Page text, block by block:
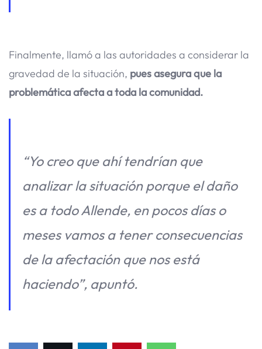
Finalmente, llamó a las autoridades a considerar la
gravedad de la situación, pues asegura que la
problemática afecta a toda la comunidad.
“Yo creo que ahí tendrían que
analizar la situación porque el daño
es a todo Allende, en pocos días o
meses vamos a tener consecuencias
de la afectación que nos está
haciendo”, apuntó.